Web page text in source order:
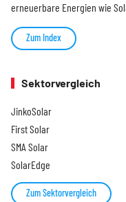
erneuerbare Energien wie
Zum Index
Sektorvergleich
JinkoSolar
First Solar
SMA Solar
SolarEdge
Zum Sektorvergleich